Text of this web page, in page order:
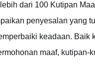
dari 100 Kutipan
penyesalan yang
keadaan. Baik
maaf, kutipan-